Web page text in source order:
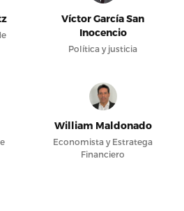
Víctor García San
Inocencio
Política y justicia
William Maldonado
Economista y Estratega
Financiero